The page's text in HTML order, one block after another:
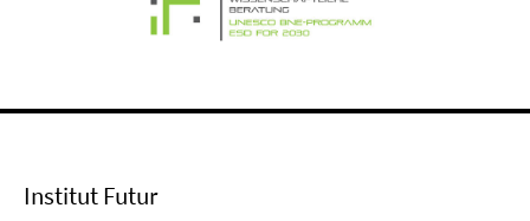
Institut Futur